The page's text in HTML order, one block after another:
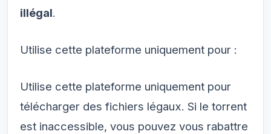
illégal.
Utilise cette plateforme uniquement pour :
Utilise cette plateforme uniquement pour
télécharger des fichiers légaux. Si le torrent
est inaccessible, vous pouvez vous rabattre